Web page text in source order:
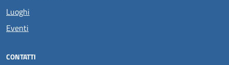
Luoghi
Eventi
CONTATTI